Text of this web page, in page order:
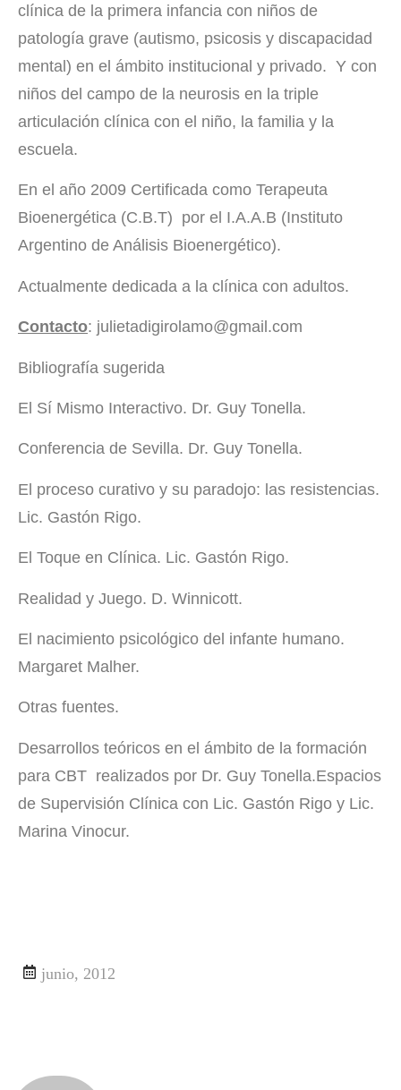
clínica de la primera infancia con niños de
patología grave (autismo, psicosis y discapacidad
mental) en el ámbito institucional y privado. Y con
niños del campo de la neurosis en la triple
articulación clínica con el niño, la familia y la
escuela.
En el año 2009 Certificada como Terapeuta
Bioenergética (C.B.T) por el I.A.A.B (Instituto
Argentino de Análisis Bioenergético).
Actualmente dedicada a la clínica con adultos.
Contacto: julietadigirolamo@gmail.com
Bibliografía sugerida
El Sí Mismo Interactivo. Dr. Guy Tonella.
Conferencia de Sevilla. Dr. Guy Tonella.
El proceso curativo y su paradojo: las resistencias.
Lic. Gastón Rigo.
El Toque en Clínica. Lic. Gastón Rigo.
Realidad y Juego. D. Winnicott.
El nacimiento psicológico del infante humano.
Margaret Malher.
Otras fuentes.
Desarrollos teóricos en el ámbito de la formación
para CBT realizados por Dr. Guy Tonella.Espacios
de Supervisión Clínica con Lic. Gastón Rigo y Lic.
Marina Vinocur.
junio, 2012